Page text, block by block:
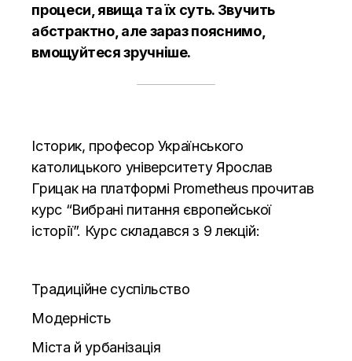
процеси, явища та їх суть. Звучить
абстрактно, але зараз пояснимо,
вмощуйтеся зручніше.
Історик, професор Українського
католицького університету Ярослав
Грицак на платформі Prometheus прочитав
курс “Вибрані питання європейської
історії”. Курс складався з 9 лекцій:
Традиційне суспільство
Модерність
Міста й урбанізація